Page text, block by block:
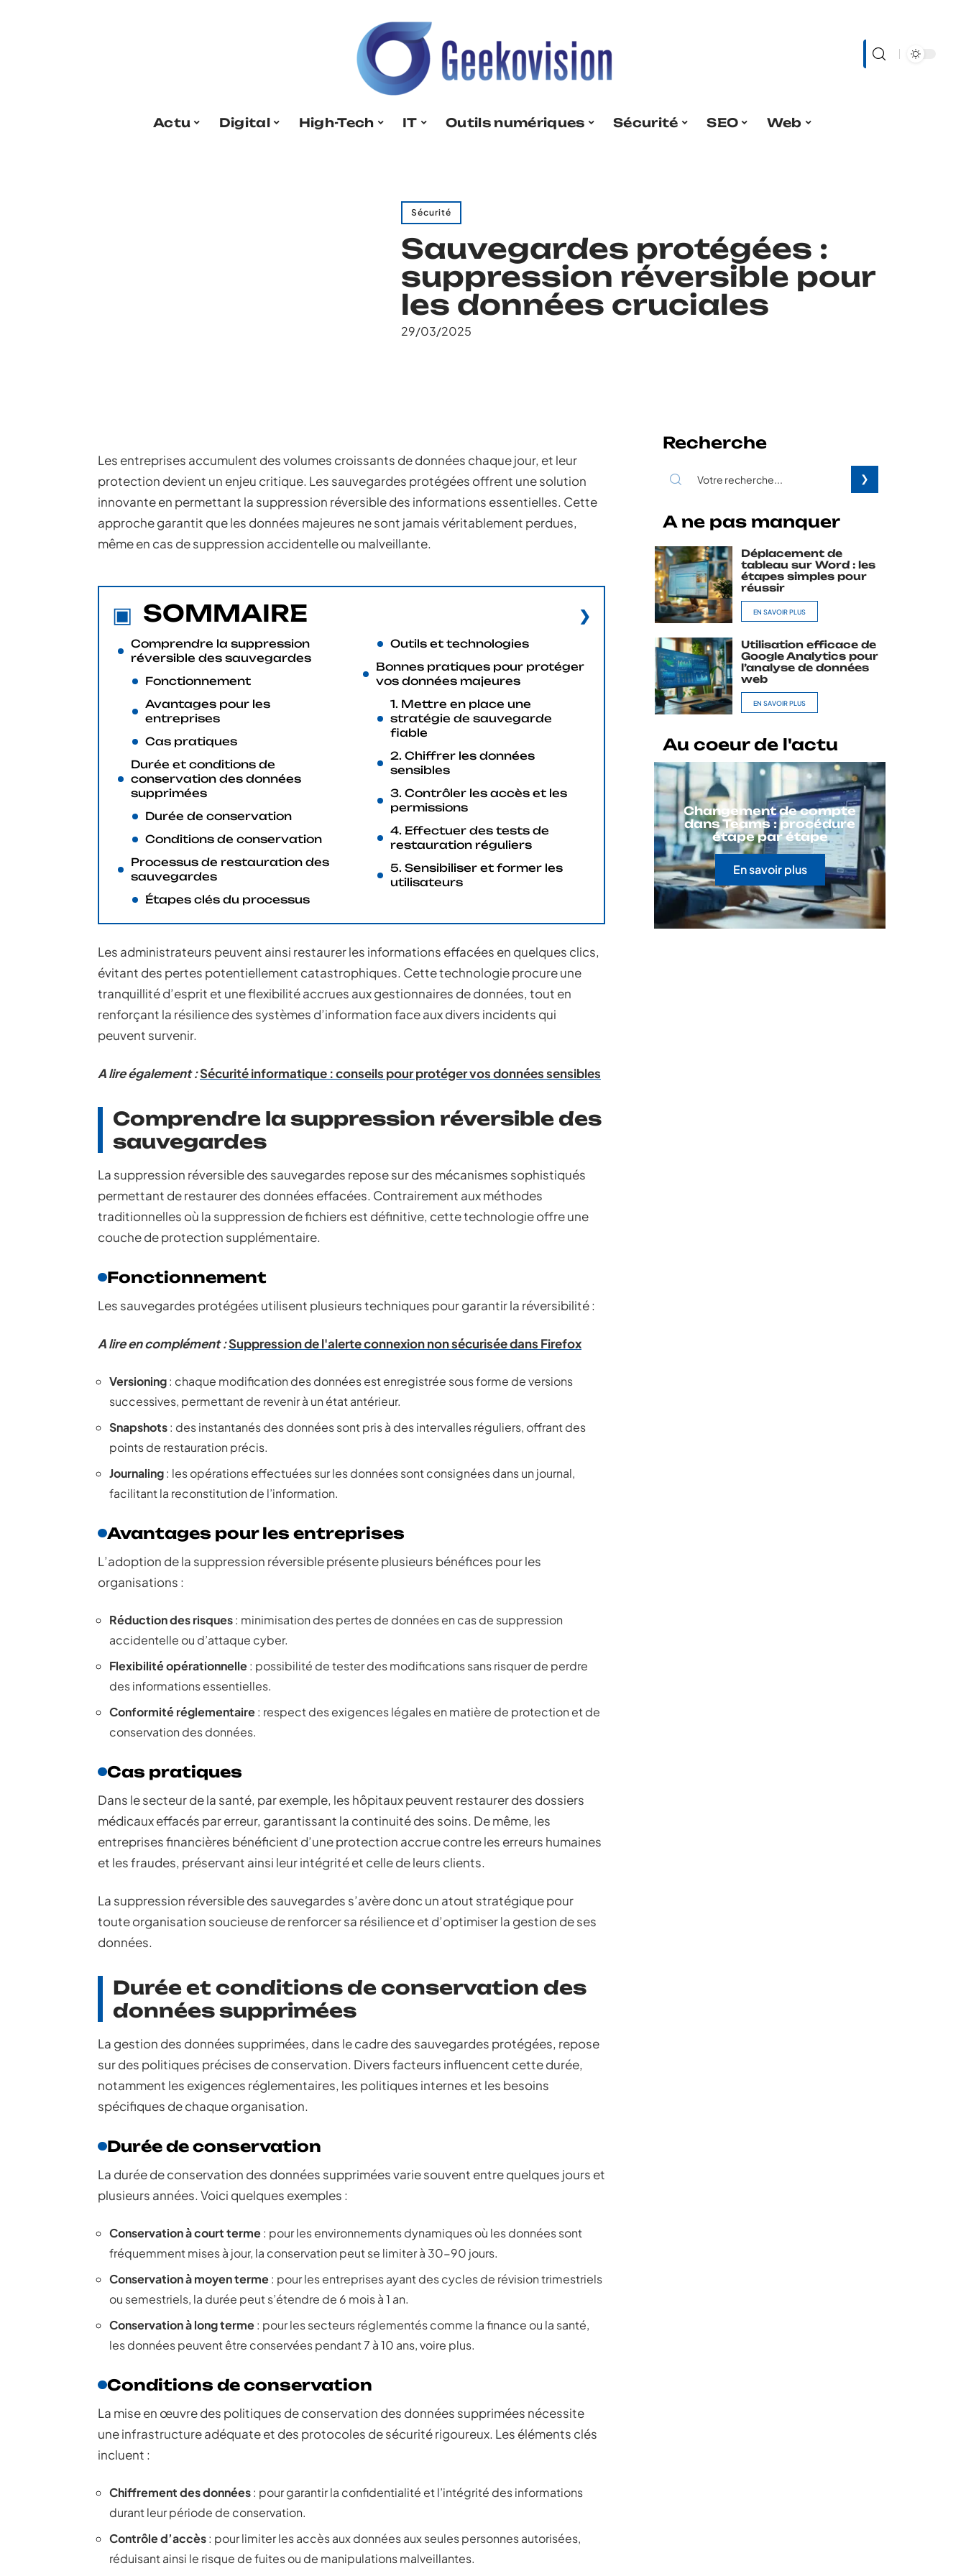
Actu Digital High-Tech IT Outils numériques Sécurité SEO Web
Sécurité
Sauvegardes protégées :
suppression réversible pour
les données cruciales
29/03/2025
Les entreprises accumulent des volumes croissants de données chaque jour, et leur
protection devient un enjeu critique. Les sauvegardes protégées offrent une solution
innovante en permettant la suppression réversible des informations essentielles. Cette
approche garantit que les données majeures ne sont jamais véritablement perdues,
même en cas de suppression accidentelle ou malveillante.
SOMMAIRE
Comprendre la suppression
réversible des sauvegardes
Fonctionnement
Avantages pour les
entreprises
Cas pratiques
Durée et conditions de
conservation des données
supprimées
Durée de conservation
Conditions de conservation
Processus de restauration des
sauvegardes
Étapes clés du processus
Outils et technologies
Bonnes pratiques pour protéger
vos données majeures
1. Mettre en place une
stratégie de sauvegarde
fiable
2. Chiffrer les données
sensibles
3. Contrôler les accès et les
permissions
4. Effectuer des tests de
restauration réguliers
5. Sensibiliser et former les
utilisateurs
Les administrateurs peuvent ainsi restaurer les informations effacées en quelques clics,
évitant des pertes potentiellement catastrophiques. Cette technologie procure une
tranquillité d’esprit et une flexibilité accrues aux gestionnaires de données, tout en
renforçant la résilience des systèmes d’information face aux divers incidents qui
peuvent survenir.
A lire également :Sécurité informatique : conseils pour protéger vos données sensibles
Comprendre la suppression réversible des
sauvegardes
La suppression réversible des sauvegardes repose sur des mécanismes sophistiqués
permettant de restaurer des données effacées. Contrairement aux méthodes
traditionnelles où la suppression de fichiers est définitive, cette technologie offre une
couche de protection supplémentaire.
Fonctionnement
Les sauvegardes protégées utilisent plusieurs techniques pour garantir la réversibilité :
A lire en complément :Suppression de l'alerte connexion non sécurisée dans Firefox
Versioning: chaque modification des données est enregistrée sous forme de versions
successives, permettant de revenir à un état antérieur.
Snapshots: des instantanés des données sont pris à des intervalles réguliers, offrant des
points de restauration précis.
Journaling: les opérations effectuées sur les données sont consignées dans un journal,
facilitant la reconstitution de l’information.
Avantages pour les entreprises
L’adoption de la suppression réversible présente plusieurs bénéfices pour les
organisations :
Réduction des risques: minimisation des pertes de données en cas de suppression
accidentelle ou d’attaque cyber.
Flexibilité opérationnelle: possibilité de tester des modifications sans risquer de perdre
des informations essentielles.
Conformité réglementaire: respect des exigences légales en matière de protection et de
conservation des données.
Cas pratiques
Dans le secteur de la santé, par exemple, les hôpitaux peuvent restaurer des dossiers
médicaux effacés par erreur, garantissant la continuité des soins. De même, les
entreprises financières bénéficient d’une protection accrue contre les erreurs humaines
et les fraudes, préservant ainsi leur intégrité et celle de leurs clients.
La suppression réversible des sauvegardes s’avère donc un atout stratégique pour
toute organisation soucieuse de renforcer sa résilience et d’optimiser la gestion de ses
données.
Durée et conditions de conservation des
données supprimées
La gestion des données supprimées, dans le cadre des sauvegardes protégées, repose
sur des politiques précises de conservation. Divers facteurs influencent cette durée,
notamment les exigences réglementaires, les politiques internes et les besoins
spécifiques de chaque organisation.
Durée de conservation
La durée de conservation des données supprimées varie souvent entre quelques jours et
plusieurs années. Voici quelques exemples :
Conservation à court terme: pour les environnements dynamiques où les données sont
fréquemment mises à jour, la conservation peut se limiter à 30-90 jours.
Conservation à moyen terme: pour les entreprises ayant des cycles de révision trimestriels
ou semestriels, la durée peut s’étendre de 6 mois à 1 an.
Conservation à long terme: pour les secteurs réglementés comme la finance ou la santé,
les données peuvent être conservées pendant 7 à 10 ans, voire plus.
Conditions de conservation
La mise en œuvre des politiques de conservation des données supprimées nécessite
une infrastructure adéquate et des protocoles de sécurité rigoureux. Les éléments clés
incluent :
Chiffrement des données: pour garantir la confidentialité et l’intégrité des informations
durant leur période de conservation.
Contrôle d’accès: pour limiter les accès aux données aux seules personnes autorisées,
réduisant ainsi le risque de fuites ou de manipulations malveillantes.
Recherche
A ne pas manquer
Déplacement de
tableau sur Word : les
étapes simples pour
réussir
EN SAVOIR PLUS
Utilisation efficace de
Google Analytics pour
l’analyse de données
web
EN SAVOIR PLUS
Au coeur de l'actu
Changement de compte
dans Teams : procédure
étape par étape
En savoir plus